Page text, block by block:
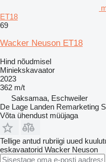
ET18
69
Wacker Neuson ET18
Hind nõudmisel
Miniekskavaator
2023
362 m/t
Saksamaa, Eschweiler
De Lage Landen Remarketing
Võta ühendust müüjaga
Tellige antud rubriigi uued
eskavaatorid Wacker Neuson